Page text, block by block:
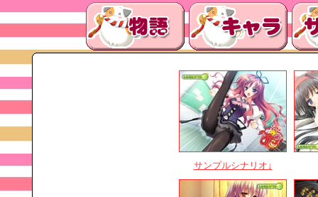
サンプルシナリオ↓